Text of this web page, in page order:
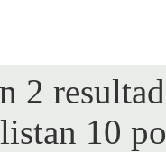
2
10